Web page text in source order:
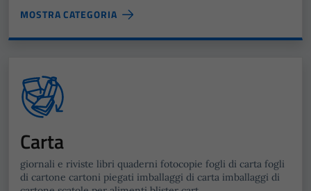
MOSTRA CATEGORIA
Carta
giornali e riviste libri quaderni fotocopie fogli di carta fogli
di cartone cartoni piegati imballaggi di carta imballaggi di